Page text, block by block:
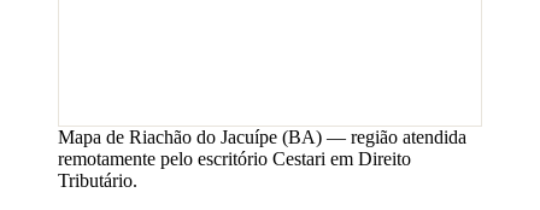
Mapa de Riachão do Jacuípe (BA) — região atendida
remotamente pelo escritório Cestari em Direito
Tributário.